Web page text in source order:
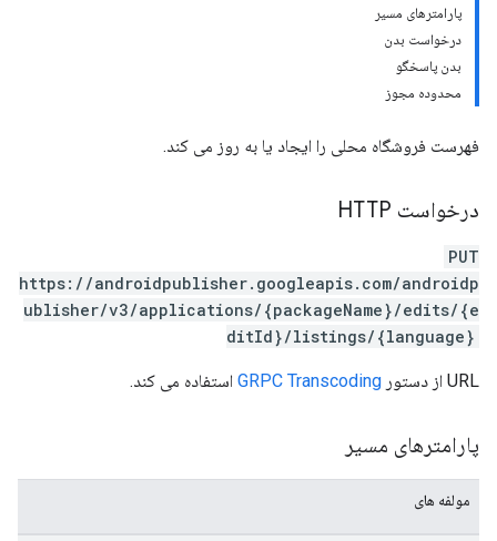
پارامترهای مسیر
درخواست بدن
بدن پاسخگو
محدوده مجوز
فهرست فروشگاه محلی را ایجاد یا به روز می کند.
درخواست HTTP
PUT
https://androidpublisher.googleapis.com/androidp
ublisher/v3/applications/{packageName}/edits/{e
ditId}/listings/{language}
URL از دستور GRPC Transcoding استفاده می کند.
پارامترهای مسیر
مولفه های